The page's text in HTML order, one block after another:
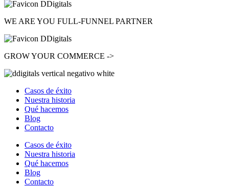
WE ARE YOU FULL-FUNNEL PARTNER
GROWYOUR COMMERCE ->
Casos de éxito
Nuestra historia
Qué hacemos
Blog
Contacto
Casos de éxito
Nuestra historia
Qué hacemos
Blog
Contacto